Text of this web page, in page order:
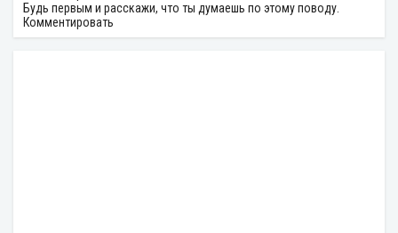
Будь первым и расскажи, что ты думаешь по этому поводу.
Комментировать